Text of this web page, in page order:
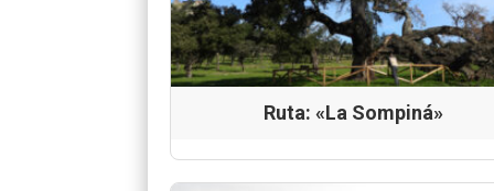
Ruta: «La Sompiná»